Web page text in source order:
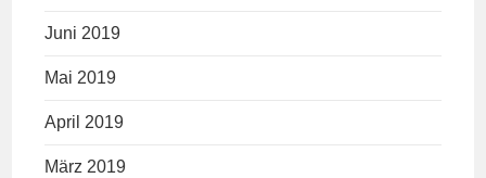
Juni 2019
Mai 2019
April 2019
März 2019